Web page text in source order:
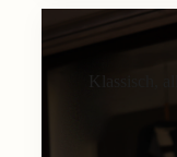
Klassisch,